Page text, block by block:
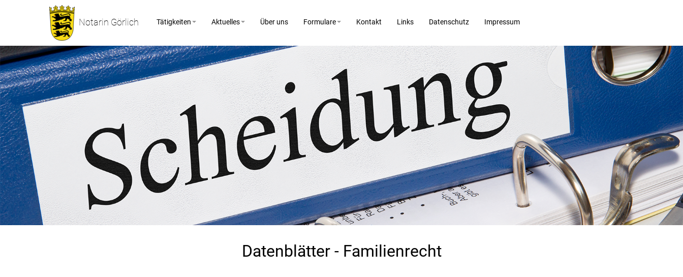
Notarin Görlich Tätigkeiten Aktuelles Über uns Formulare Kontakt Links Datenschutz Impressum
Datenblätter - Familienrecht